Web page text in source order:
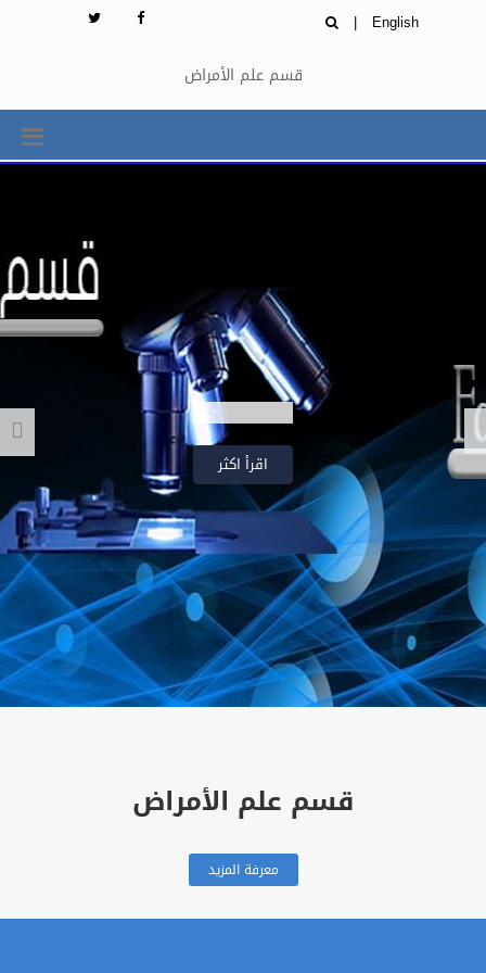
English
|
قسم علم الأمراض
اقرأ اكثر
قسم علم الأمراض
معرفة المزيد